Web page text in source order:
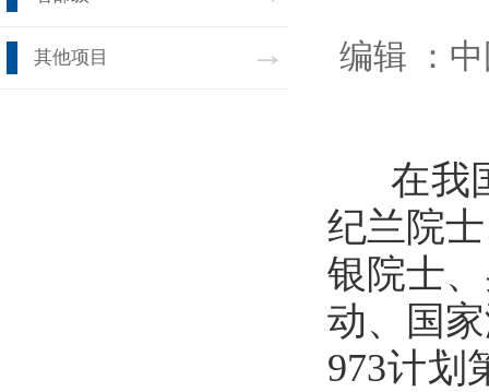
其他项目 编辑 ：
在我国
纪兰院
银院士
动、国
973计划